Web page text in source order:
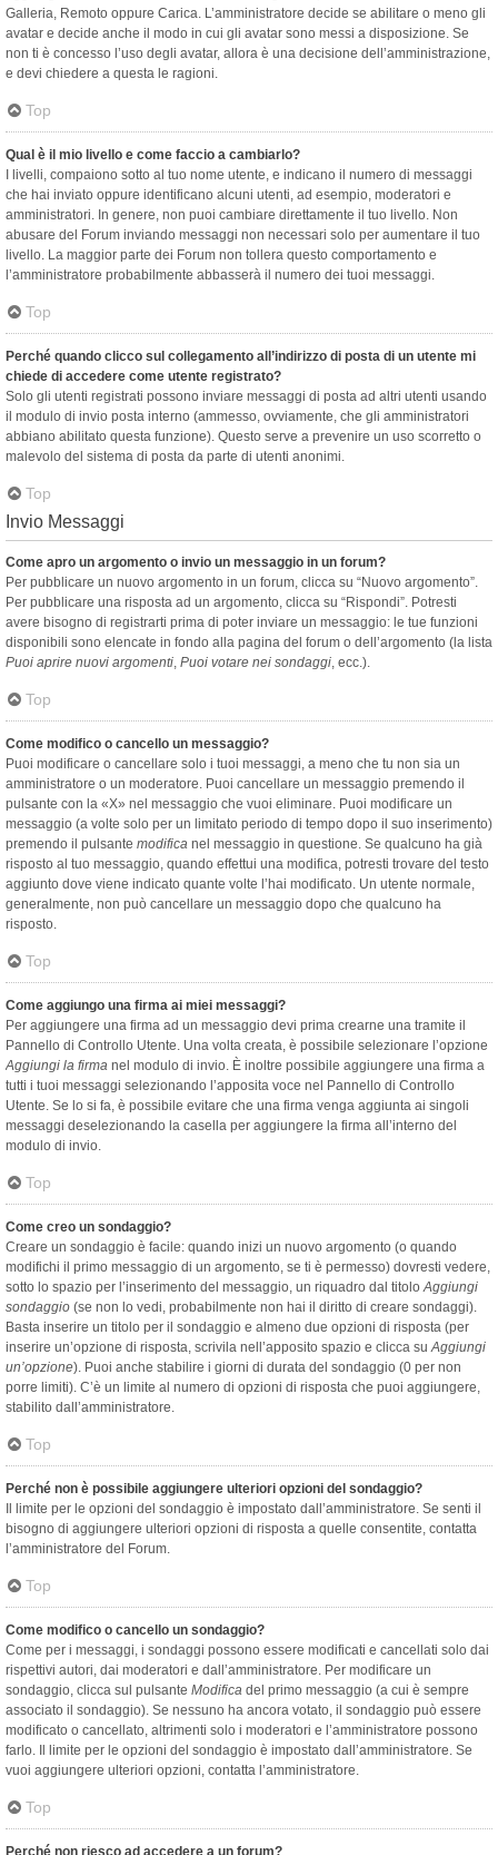
Galleria, Remoto oppure Carica. L’amministratore decide se abilitare o meno gli
avatar e decide anche il modo in cui gli avatar sono messi a disposizione. Se
non ti è concesso l’uso degli avatar, allora è una decisione dell’amministrazione,
e devi chiedere a questa le ragioni.
Top
Qual è il mio livello e come faccio a cambiarlo?
I livelli, compaiono sotto al tuo nome utente, e indicano il numero di messaggi
che hai inviato oppure identificano alcuni utenti, ad esempio, moderatori e
amministratori. In genere, non puoi cambiare direttamente il tuo livello. Non
abusare del Forum inviando messaggi non necessari solo per aumentare il tuo
livello. La maggior parte dei Forum non tollera questo comportamento e
l’amministratore probabilmente abbasserà il numero dei tuoi messaggi.
Top
Perché quando clicco sul collegamento all’indirizzo di posta di un utente mi
chiede di accedere come utente registrato?
Solo gli utenti registrati possono inviare messaggi di posta ad altri utenti usando
il modulo di invio posta interno (ammesso, ovviamente, che gli amministratori
abbiano abilitato questa funzione). Questo serve a prevenire un uso scorretto o
malevolo del sistema di posta da parte di utenti anonimi.
Top
Invio Messaggi
Come apro un argomento o invio un messaggio in un forum?
Per pubblicare un nuovo argomento in un forum, clicca su “Nuovo argomento”.
Per pubblicare una risposta ad un argomento, clicca su “Rispondi”. Potresti
avere bisogno di registrarti prima di poter inviare un messaggio: le tue funzioni
disponibili sono elencate in fondo alla pagina del forum o dell’argomento (la lista
Puoi aprire nuovi argomenti, Puoi votare nei sondaggi, ecc.).
Top
Come modifico o cancello un messaggio?
Puoi modificare o cancellare solo i tuoi messaggi, a meno che tu non sia un
amministratore o un moderatore. Puoi cancellare un messaggio premendo il
pulsante con la «X» nel messaggio che vuoi eliminare. Puoi modificare un
messaggio (a volte solo per un limitato periodo di tempo dopo il suo inserimento)
premendo il pulsante modifica nel messaggio in questione. Se qualcuno ha già
risposto al tuo messaggio, quando effettui una modifica, potresti trovare del testo
aggiunto dove viene indicato quante volte l’hai modificato. Un utente normale,
generalmente, non può cancellare un messaggio dopo che qualcuno ha
risposto.
Top
Come aggiungo una firma ai miei messaggi?
Per aggiungere una firma ad un messaggio devi prima crearne una tramite il
Pannello di Controllo Utente. Una volta creata, è possibile selezionare l’opzione
Aggiungi la firma nel modulo di invio. È inoltre possibile aggiungere una firma a
tutti i tuoi messaggi selezionando l’apposita voce nel Pannello di Controllo
Utente. Se lo si fa, è possibile evitare che una firma venga aggiunta ai singoli
messaggi deselezionando la casella per aggiungere la firma all’interno del
modulo di invio.
Top
Come creo un sondaggio?
Creare un sondaggio è facile: quando inizi un nuovo argomento (o quando
modifichi il primo messaggio di un argomento, se ti è permesso) dovresti vedere,
sotto lo spazio per l’inserimento del messaggio, un riquadro dal titoloAggiungi
sondaggio (se non lo vedi, probabilmente non hai il diritto di creare sondaggi).
Basta inserire un titolo per il sondaggio e almeno due opzioni di risposta (per
inserire un’opzione di risposta, scrivila nell’apposito spazio e clicca suAggiungi
un’opzione). Puoi anche stabilire i giorni di durata del sondaggio (0 per non
porre limiti). C’è un limite al numero di opzioni di risposta che puoi aggiungere,
stabilito dall’amministratore.
Top
Perché non è possibile aggiungere ulteriori opzioni del sondaggio?
Il limite per le opzioni del sondaggio è impostato dall’amministratore. Se senti il
bisogno di aggiungere ulteriori opzioni di risposta a quelle consentite, contatta
l’amministratore del Forum.
Top
Come modifico o cancello un sondaggio?
Come per i messaggi, i sondaggi possono essere modificati e cancellati solo dai
rispettivi autori, dai moderatori e dall’amministratore. Per modificare un
sondaggio, clicca sul pulsante Modifica del primo messaggio (a cui è sempre
associato il sondaggio). Se nessuno ha ancora votato, il sondaggio può essere
modificato o cancellato, altrimenti solo i moderatori e l’amministratore possono
farlo. Il limite per le opzioni del sondaggio è impostato dall’amministratore. Se
vuoi aggiungere ulteriori opzioni, contatta l’amministratore.
Top
Perché non riesco ad accedere a un forum?